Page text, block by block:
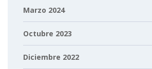
Marzo 2024
Octubre 2023
Diciembre 2022